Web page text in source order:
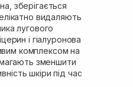
зберігається
видаляють
лугового
і гіалуронова
комплексом на
зменшити
шкіри під час